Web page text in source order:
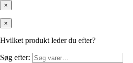
×
×
Hvilket produkt leder du efter?
Søg efter: